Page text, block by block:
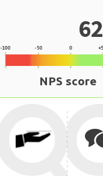
62
NPS score